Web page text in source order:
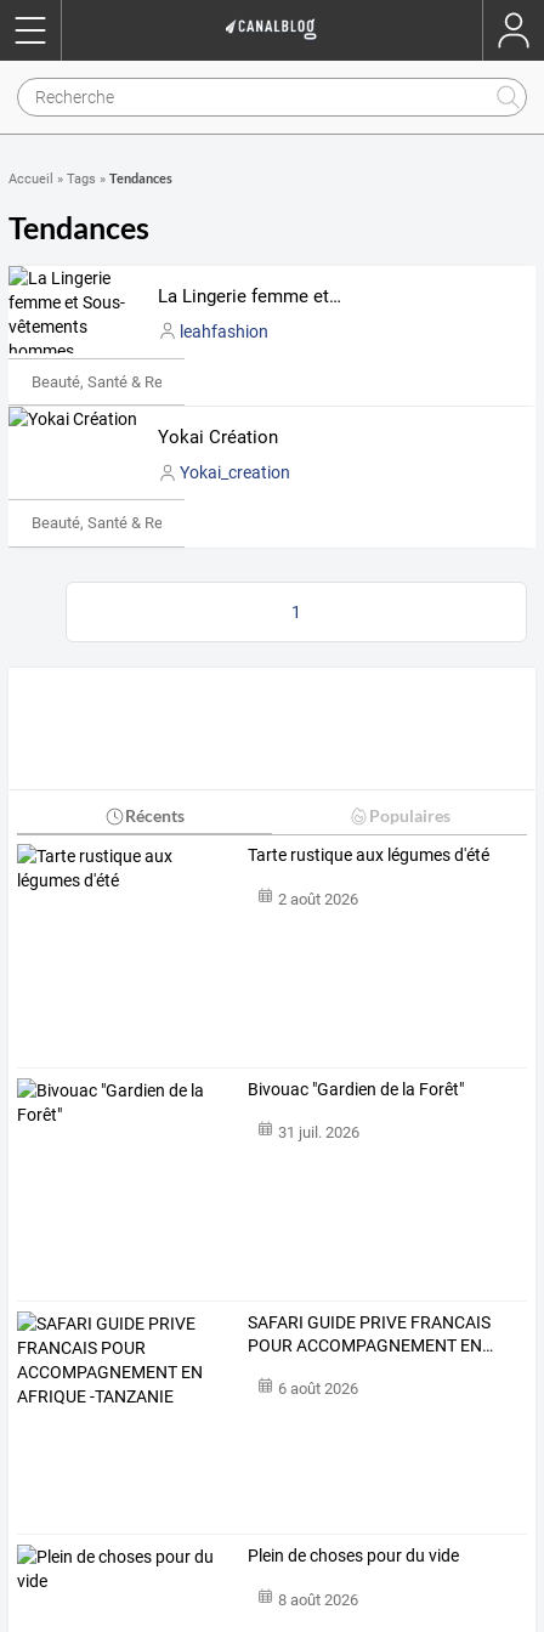
Accueil » Tags » Tendances
Tendances
La Lingerie femme et Sous-vêtements hommes
leahfashion
Beauté, Santé & Remise en forme
Yokai Création
Yokai_creation
Beauté, Santé & Remise en forme
1
Récents Populaires
Tarte rustique aux légumes d'été
2 août 2026
Bivouac "Gardien de la Forêt"
31 juil. 2026
SAFARI GUIDE PRIVE FRANCAIS
POUR ACCOMPAGNEMENT EN…
6 août 2026
Plein de choses pour du vide
8 août 2026